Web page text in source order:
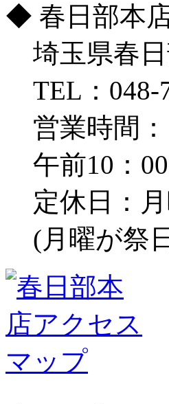
◆ 春日部本
埼玉県春
TEL：048-
営業時間：
午前10：
定休日：
(月曜が祭